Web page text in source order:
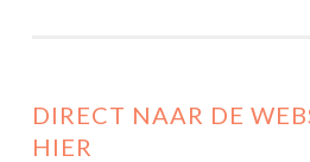
DIRECT NAAR DE
HIER